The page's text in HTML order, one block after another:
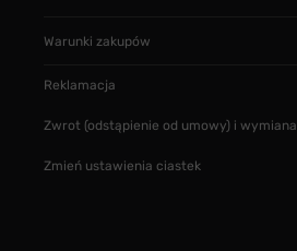
Warunki zakupów
Reklamacja
Zwrot (odstąpienie od umowy) i wymiana
Zmień ustawienia ciastek